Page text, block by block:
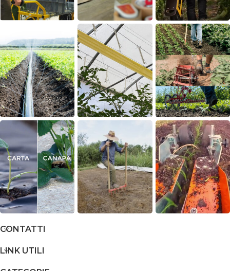
CONTATTI
LINK UTILI